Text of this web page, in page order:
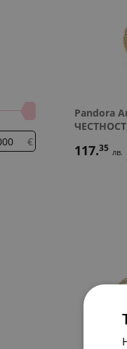
€
Pandora
117.35 лв.